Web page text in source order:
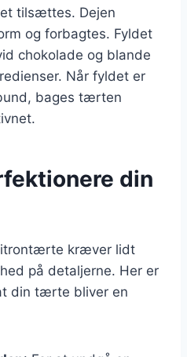
tilsættes. Dejen
og forbagtes. Fyldet
chokolade og blande
Når fyldet er
bages tærten
din
kræver lidt
på detaljerne. Her er
din tærte bliver en